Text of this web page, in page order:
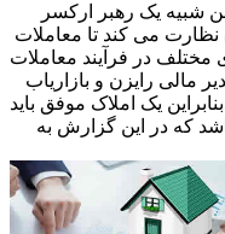
شبیه یک رهبر ارکسر
می کند تا معاملات
مختلف در فرآیند معاملات
مالی رایزن و بازاریاب
یک املاک موفق باید
که در این گزارش به